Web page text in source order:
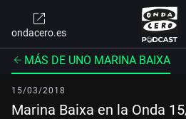
ondacero.es
MÁS DE UNO MARINA BAIXA
15/03/2018
Marina Baixa en la Onda